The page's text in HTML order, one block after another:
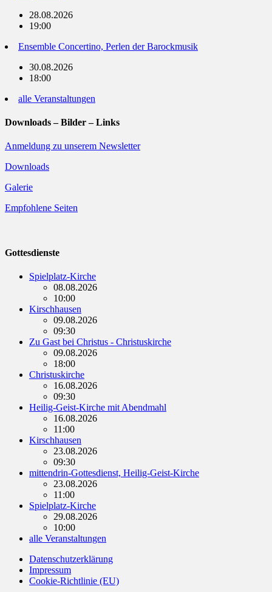
28.08.2026
19:00
Ensemble Concertino, Perlen der Barockmusik
30.08.2026
18:00
alle Veranstaltungen
Downloads – Bilder – Links
Anmeldung zu unserem Newsletter
Downloads
Galerie
Empfohlene Seiten
Gottesdienste
Spielplatz-Kirche
08.08.2026
10:00
Kirschhausen
09.08.2026
09:30
Zu Gast bei Christus - Christuskirche
09.08.2026
18:00
Christuskirche
16.08.2026
09:30
Heilig-Geist-Kirche mit Abendmahl
16.08.2026
11:00
Kirschhausen
23.08.2026
09:30
mittendrin-Gottesdienst, Heilig-Geist-Kirche
23.08.2026
11:00
Spielplatz-Kirche
29.08.2026
10:00
alle Veranstaltungen
Datenschutzerklärung
Impressum
Cookie-Richtlinie (EU)